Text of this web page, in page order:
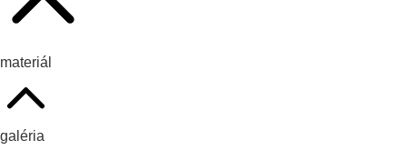
materiál
galéria